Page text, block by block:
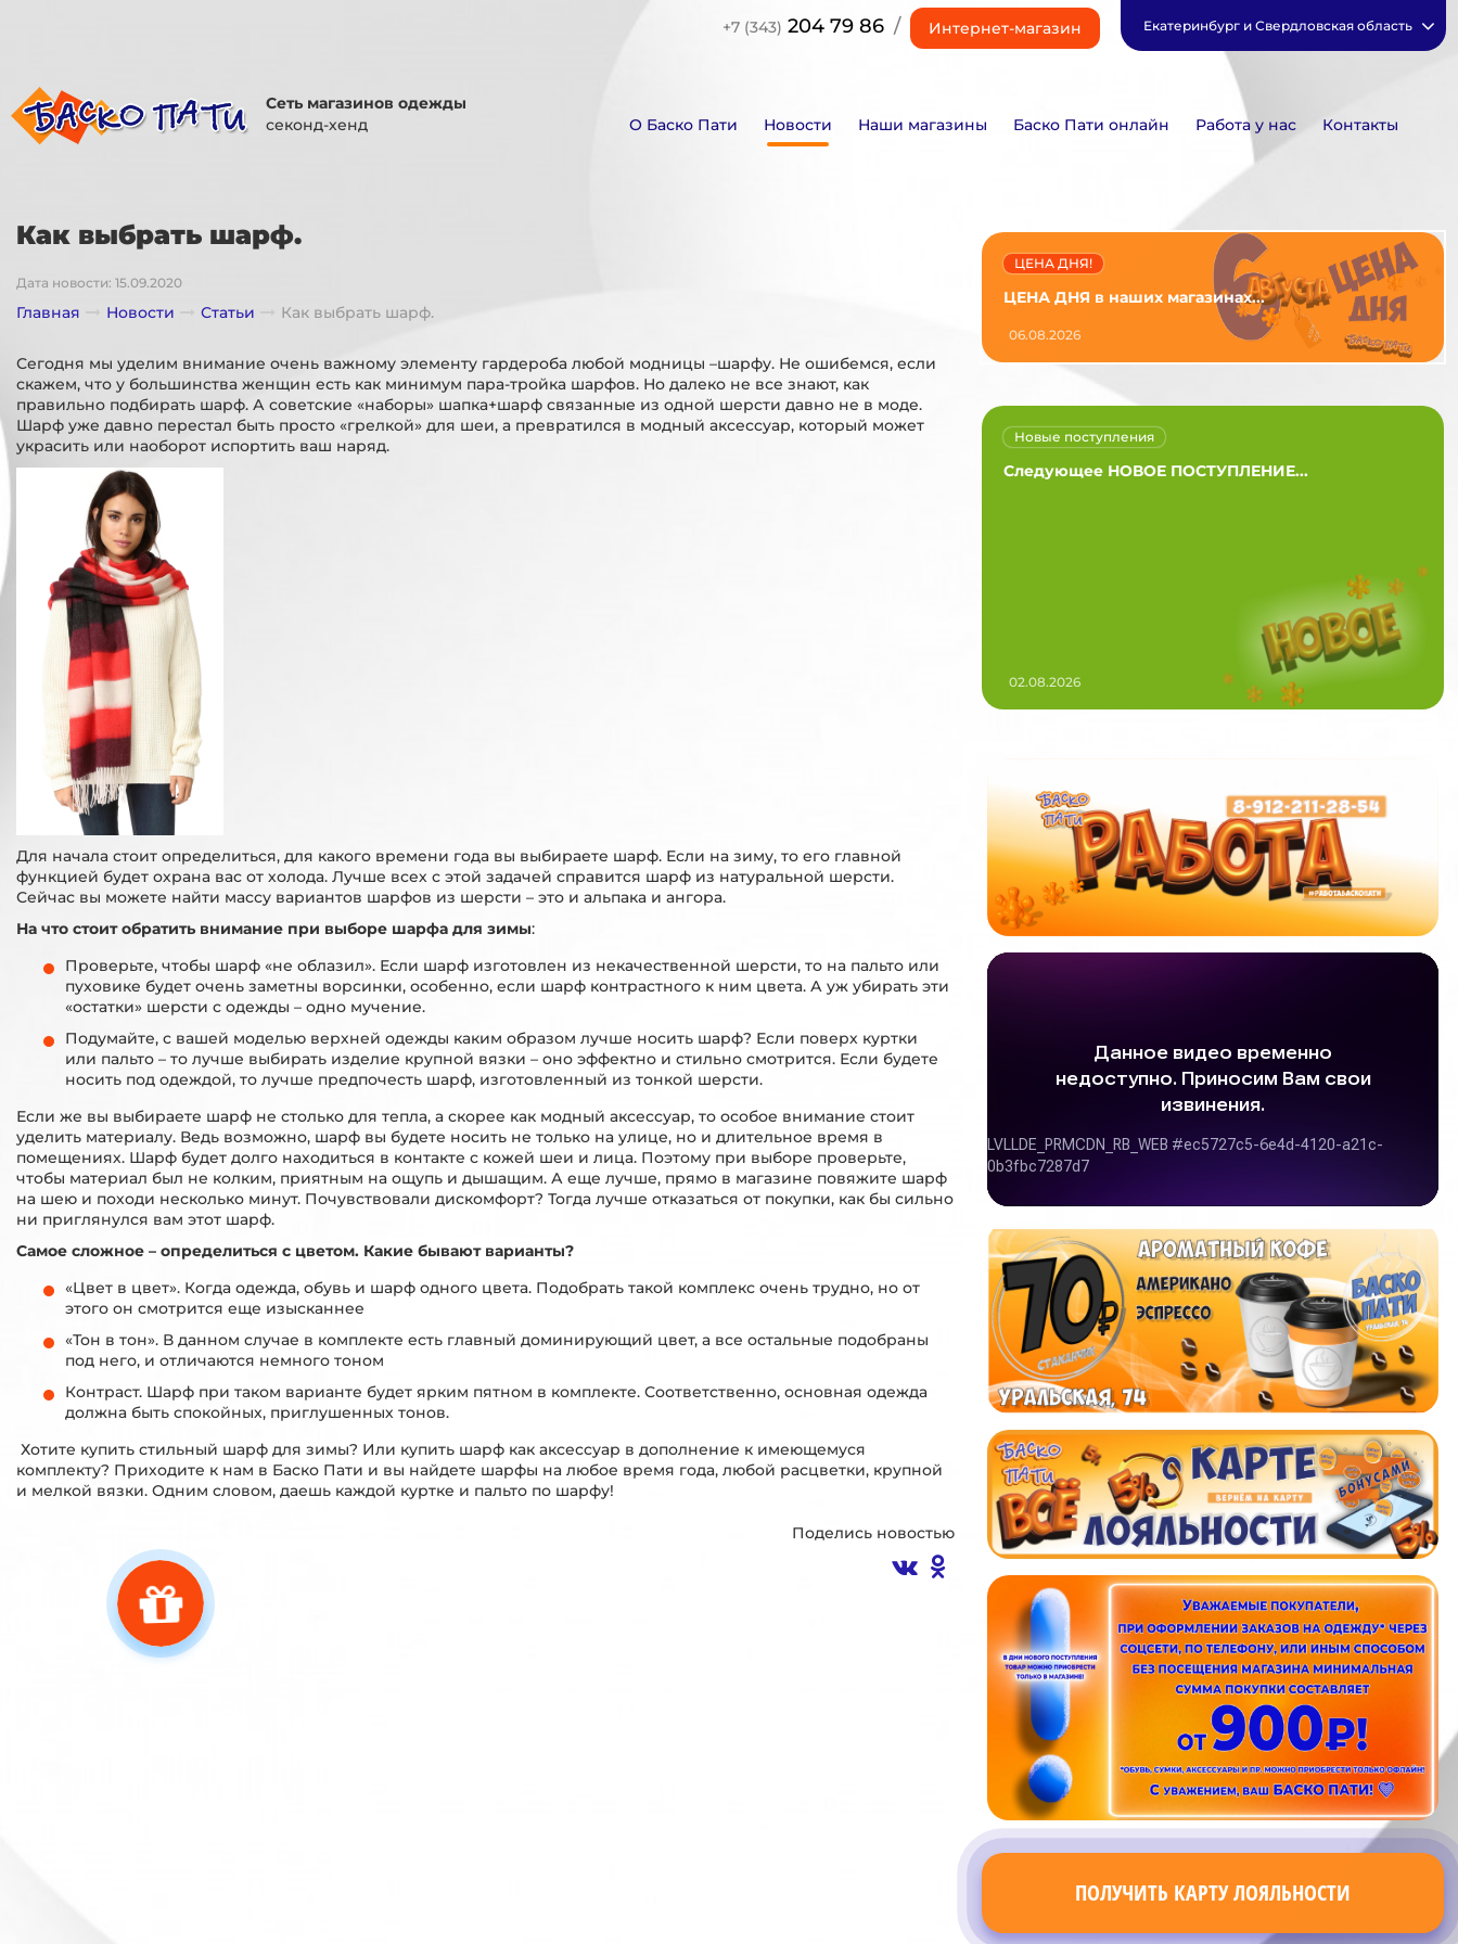
+7 (343) 204 79 86 / Интернет-магазин Екатеринбург и Свердловская область
Сеть магазинов одежды
секонд-хенд
О Баско Пати Новости Наши магазины Баско Пати онлайн Работа у нас Контакты
Как выбрать шарф.
Дата новости: 15.09.2020
Главная Новости Статьи Как выбрать шарф.
Сегодня мы уделим внимание очень важному элементу гардероба любой модницы –шарфу. Не ошибемся, если
скажем, что у большинства женщин есть как минимум пара-тройка шарфов. Но далеко не все знают, как
правильно подбирать шарф. А советские «наборы» шапка+шарф связанные из одной шерсти давно не в моде.
Шарф уже давно перестал быть просто «грелкой» для шеи, а превратился в модный аксессуар, который может
украсить или наоборот испортить ваш наряд.
Для начала стоит определиться, для какого времени года вы выбираете шарф. Если на зиму, то его главной
функцией будет охрана вас от холода. Лучше всех с этой задачей справится шарф из натуральной шерсти.
Сейчас вы можете найти массу вариантов шарфов из шерсти – это и альпака и ангора.
На что стоит обратить внимание при выборе шарфа для зимы:
Проверьте, чтобы шарф «не облазил». Если шарф изготовлен из некачественной шерсти, то на пальто или
пуховике будет очень заметны ворсинки, особенно, если шарф контрастного к ним цвета. А уж убирать эти
«остатки» шерсти с одежды – одно мучение.
Подумайте, с вашей моделью верхней одежды каким образом лучше носить шарф? Если поверх куртки
или пальто – то лучше выбирать изделие крупной вязки – оно эффектно и стильно смотрится. Если будете
носить под одеждой, то лучше предпочесть шарф, изготовленный из тонкой шерсти.
Если же вы выбираете шарф не столько для тепла, а скорее как модный аксессуар, то особое внимание стоит
уделить материалу. Ведь возможно, шарф вы будете носить не только на улице, но и длительное время в
помещениях. Шарф будет долго находиться в контакте с кожей шеи и лица. Поэтому при выборе проверьте,
чтобы материал был не колким, приятным на ощупь и дышащим. А еще лучше, прямо в магазине повяжите шарф
на шею и походи несколько минут. Почувствовали дискомфорт? Тогда лучше отказаться от покупки, как бы сильно
ни приглянулся вам этот шарф.
Самое сложное – определиться с цветом. Какие бывают варианты?
«Цвет в цвет». Когда одежда, обувь и шарф одного цвета. Подобрать такой комплекс очень трудно, но от
этого он смотрится еще изысканнее
«Тон в тон». В данном случае в комплекте есть главный доминирующий цвет, а все остальные подобраны
под него, и отличаются немного тоном
Контраст. Шарф при таком варианте будет ярким пятном в комплекте. Соответственно, основная одежда
должна быть спокойных, приглушенных тонов.
Хотите купить стильный шарф для зимы? Или купить шарф как аксессуар в дополнение к имеющемуся
комплекту? Приходите к нам в Баско Пати и вы найдете шарфы на любое время года, любой расцветки, крупной
и мелкой вязки. Одним словом, даешь каждой куртке и пальто по шарфу!
Поделись новостью
ЦЕНА ДНЯ в наших магазинах...
ЦЕНА ДНЯ!
06.08.2026
Следующее НОВОЕ ПОСТУПЛЕНИЕ...
Новые поступления
02.08.2026
ПОЛУЧИТЬ КАРТУ ЛОЯЛЬНОСТИ